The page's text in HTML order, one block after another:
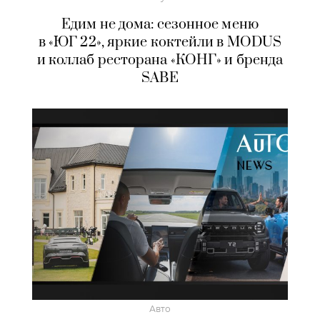
Едим не дома: сезонное меню
в «ЮГ 22», яркие коктейли в MODUS
и коллаб ресторана «КОНГ» и бренда
SABE
Авто